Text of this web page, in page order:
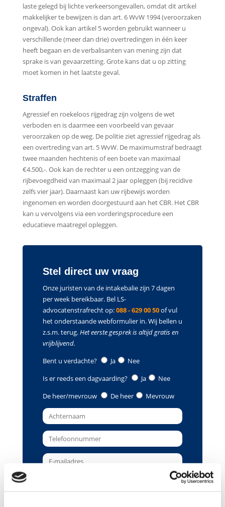
laste gelegd bij lichte verkeersongevallen, omdat dit artikel
makkelijker te bewijzen is dan art. 6 WvW 1994 (veroorzaken
ongeval). Ook kan artikel 5 worden gebruikt wanneer u
verschillende (meer dan drie) overtredingen in één keer
heeft begaan en de verbalisanten van mening zijn dat
sprake is van gevaarzetting. Grote kans dat u op zitting
moet komen in het laatste geval.
Straffen
Agressief en roekeloos rijgedrag zijn volgens de wet
verboden en is daarmee een voorbeeld van gevaar
veroorzaken op de weg. De politie ziet agressief rijgedrag als
een overtreding van art. 5 WvW. De maximumstraf bedraagt
twee maanden hechtenis of een boete van maximaal
€4.500,-. Ook kan de rechter u een ontzegging van de
rijbevoegdheid van maximaal 2 jaar opleggen (bij recidive
zelfs vier jaar). Daarnaast kan uw rijbewijs worden
ingenomen en worden doorgestuurd aan het CBR. Het CBR
kan u vervolgens via een vorderingsprocedure een
educatieve maatregel opleggen.
Stel direct uw vraag
Onze juristen van de intakebalie zijn 7 dagen
per week bereikbaar. Bel LS-
advocatenstrafrecht op:088 - 629 00 50of vul
het onderstaande webformulier in. Wij bellen u
z.s.m. terug.Het eerste gesprek is altijd gratis en
vrijblijvend.
Bent u verdachte?
Ja
Nee
Is er reeds een dagvaarding?
Ja
Nee
De heer/mevrouw
De heer Mevrouw